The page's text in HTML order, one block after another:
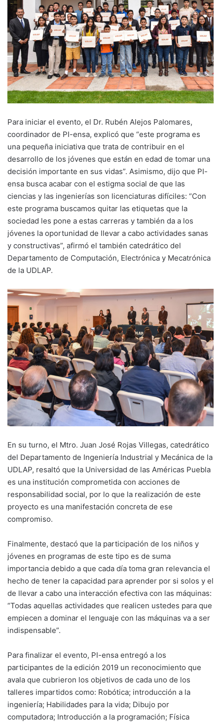
Para iniciar el evento, el Dr. Rubén Alejos Palomares,
coordinador de PI-ensa, explicó que “este programa es
una pequeña iniciativa que trata de contribuir en el
desarrollo de los jóvenes que están en edad de tomar una
decisión importante en sus vidas”. Asimismo, dijo que PI-
ensa busca acabar con el estigma social de que las
ciencias y las ingenierías son licenciaturas difíciles: “Con
este programa buscamos quitar las etiquetas que la
sociedad les pone a estas carreras y también da a los
jóvenes la oportunidad de llevar a cabo actividades sanas
y constructivas”, afirmó el también catedrático del
Departamento de Computación, Electrónica y Mecatrónica
de la UDLAP.
En su turno, el Mtro. Juan José Rojas Villegas, catedrático
del Departamento de Ingeniería Industrial y Mecánica de la
UDLAP, resaltó que la Universidad de las Américas Puebla
es una institución comprometida con acciones de
responsabilidad social, por lo que la realización de este
proyecto es una manifestación concreta de ese
compromiso.
Finalmente, destacó que la participación de los niños y
jóvenes en programas de este tipo es de suma
importancia debido a que cada día toma gran relevancia el
hecho de tener la capacidad para aprender por si solos y el
de llevar a cabo una interacción efectiva con las máquinas:
“Todas aquellas actividades que realicen ustedes para que
empiecen a dominar el lenguaje con las máquinas va a ser
indispensable”.
Para finalizar el evento, PI-ensa entregó a los
participantes de la edición 2019 un reconocimiento que
avala que cubrieron los objetivos de cada uno de los
talleres impartidos como: Robótica; introducción a la
ingeniería; Habilidades para la vida; Dibujo por
computadora; Introducción a la programación; Física